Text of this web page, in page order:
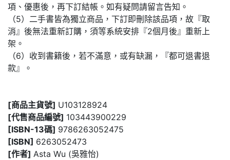
項、優惠後，再下訂結帳。如有疑問請留言告知。
（5）二手書皆為獨立商品，下訂即刪除該品項，故『取
消』後無法重新訂購，須等系統安排『2個月後』重新上
架。
（6）收到書籍後，若不滿意，或有缺漏，『都可退書退
款』。
[商品主貨號] U103128924
[代售商品編號] 103443900229
[ISBN-13碼] 9786263052475
[ISBN] 6263052473
[作者] Asta Wu (吳雅怡)